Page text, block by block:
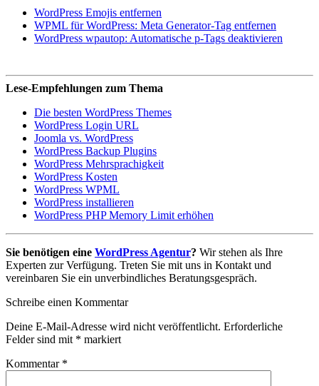
WordPress Emojis entfernen
WPML für WordPress: Meta Generator-Tag entfernen
WordPress wpautop: Automatische p-Tags deaktivieren
Lese-Empfehlungen zum Thema
Die besten WordPress Themes
WordPress Login URL
Joomla vs. WordPress
WordPress Backup Plugins
WordPress Mehrsprachigkeit
WordPress Kosten
WordPress WPML
WordPress installieren
WordPress PHP Memory Limit erhöhen
Sie benötigen eine WordPress Agentur? Wir stehen als Ihre
Experten zur Verfügung. Treten Sie mit uns in Kontakt und
vereinbaren Sie ein unverbindliches Beratungsgespräch.
Schreibe einen Kommentar
Deine E-Mail-Adresse wird nicht veröffentlicht. Erforderliche
Felder sind mit * markiert
Kommentar *